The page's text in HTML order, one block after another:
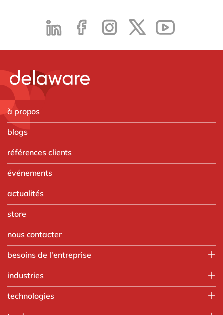
à propos
blogs
références clients
événements
actualités
store
nous contacter
besoins de l'entreprise
Opérations
Ressources humaines
industries
Automobile
technologies